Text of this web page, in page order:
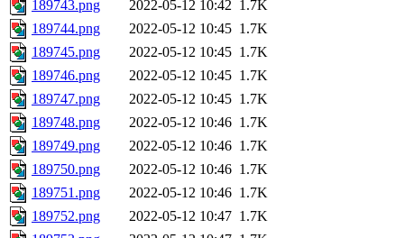
189743.png 2022-05-12 10:42 1.7K
189744.png
2022-05-12 10:45 1.7K
189745.png
2022-05-12 10:45 1.7K
189746.png
2022-05-12 10:45 1.7K
189747.png
2022-05-12 10:45 1.7K
189748.png
2022-05-12 10:46 1.7K
189749.png
2022-05-12 10:46 1.7K
189750.png
2022-05-12 10:46 1.7K
189751.png
2022-05-12 10:46 1.7K
189752.png
2022-05-12 10:47 1.7K